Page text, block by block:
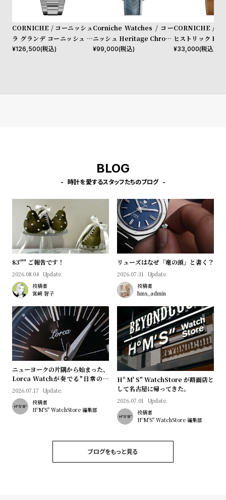
CORNICHE / コーニッシュ
ラ グランデ コーニッシュ ス
テンレススチール ブルーホラ
¥126,500(税込)
Corniche Watches / コー
ニッシュ Heritage Chrono
graph Visage ステンレス
¥99,000(税込)
CORNICHE / コ
ヒストリック
ーズゴールド
¥33,000(税込)
BLOG
時計を愛するスタッフたちのブログ
83º'" ご報告です！
2026.08.04 Update.
投稿者
宮﨑 智子
リューズはなぜ「竜の頭」と書く？
2026.07.31 Update.
投稿者
hms_admin
ニューヨークの片隅から始まった、
Lorca Watchが奏でる"日常のロ
マン"｜Brand Picks #08
2026.07.17 Update.
投稿者
HºM'S" WatchStore 編集部
Hº M' S" WatchStore が路面店と
して名古屋に帰ってきた。
2026.07.01 Update.
投稿者
HºM'S" WatchStore 編集部
ブログをもっと見る